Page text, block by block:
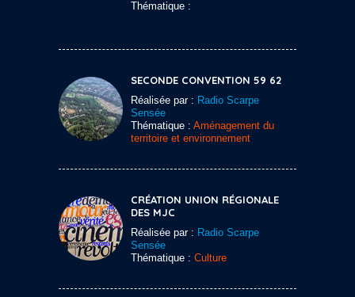
Thématique :
SECONDE CONVENTION 59 62
Réalisée par : Radio Scarpe
Sensée
Thématique : Aménagement du
territoire et environnement
CRÉATION UNION RÉGIONALE
DES MJC
Réalisée par : Radio Scarpe
Sensée
Thématique : Culture